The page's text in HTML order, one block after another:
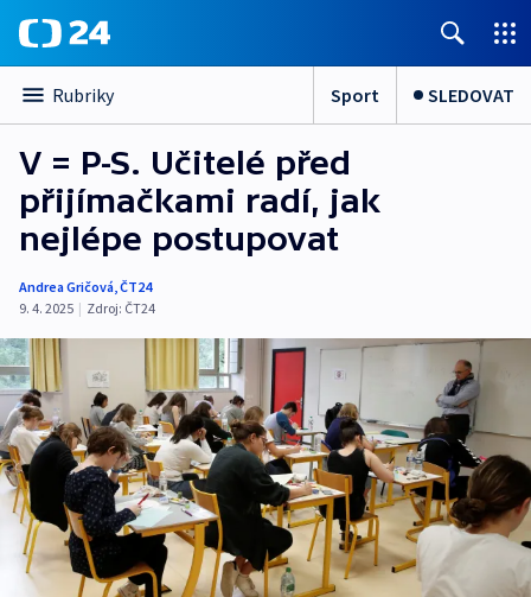
Rubriky Sport SLEDOVAT
V = P-S. Učitelé před
přijímačkami radí, jak
nejlépe postupovat
Andrea Gričová,ČT24
9. 4. 2025 | Zdroj: ČT24